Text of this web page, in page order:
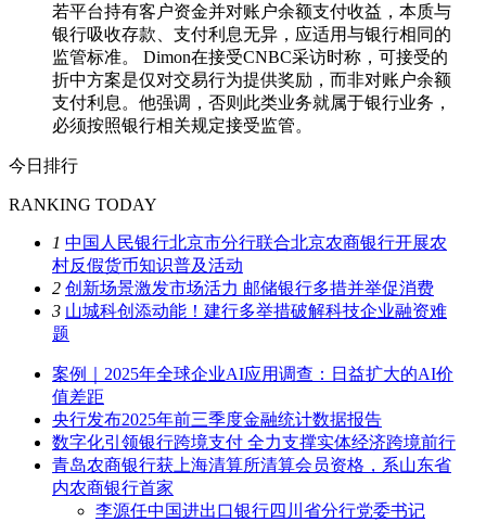
若平台持有客户资金并对账户余额支付收益，本质与
银行吸收存款、支付利息无异，应适用与银行相同的
监管标准。 Dimon在接受CNBC采访时称，可接受的
折中方案是仅对交易行为提供奖励，而非对账户余额
支付利息。他强调，否则此类业务就属于银行业务，
必须按照银行相关规定接受监管。
今日排行
RANKING TODAY
1 中国人民银行北京市分行联合北京农商银行开展农
村反假货币知识普及活动
2 创新场景激发市场活力 邮储银行多措并举促消费
3 山城科创添动能！建行多举措破解科技企业融资难
题
案例｜2025年全球企业AI应用调查：日益扩大的AI价
值差距
央行发布2025年前三季度金融统计数据报告
数字化引领银行跨境支付 全力支撑实体经济跨境前行
青岛农商银行获上海清算所清算会员资格，系山东省
内农商银行首家
李源任中国进出口银行四川省分行党委书记